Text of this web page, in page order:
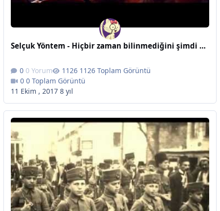
Selçuk Yöntem - Hiçbir zaman bilinmediğini şimdi biliyorum
0 Yorum
1126 Toplam Görüntü
0 Toplam Görüntü
11 Ekim , 2017 8 yıl